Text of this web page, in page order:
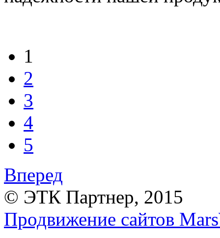
1
2
3
4
5
Вперед
© ЭТК Партнер, 2015
Продвижение сайтов